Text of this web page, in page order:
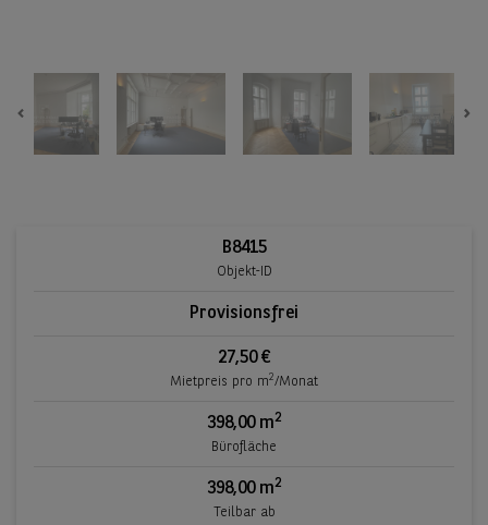
Previous
B8415
Objekt-ID
Provisionsfrei
27,50 €
Mietpreis pro m2/Monat
398,00 m2
Bürofläche
398,00 m2
Teilbar ab